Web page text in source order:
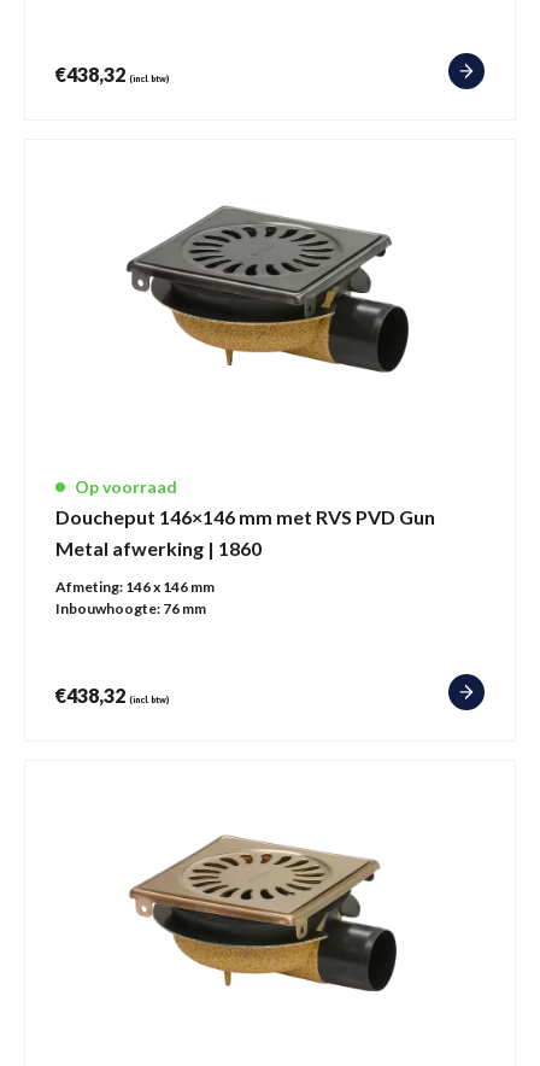
€438,32 (incl. btw)
Op voorraad
Doucheput 146×146 mm met RVS PVD Gun
Metal afwerking | 1860
Afmeting: 146 x 146 mm
Inbouwhoogte: 76 mm
€438,32 (incl. btw)